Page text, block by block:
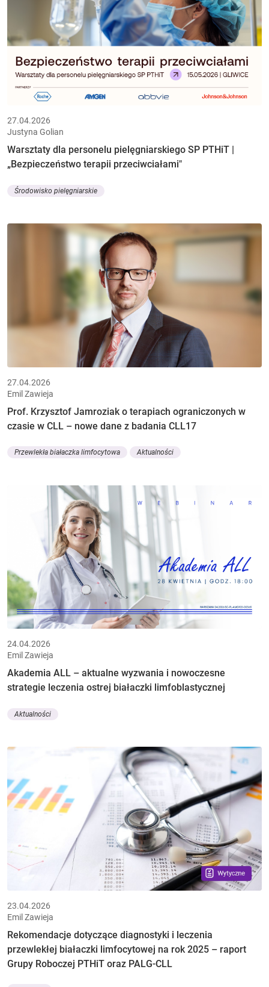
27.04.2026
Justyna Golian
Warsztaty dla personelu pielęgniarskiego SP PTHiT |
„Bezpieczeństwo terapii przeciwciałami"
Środowisko pielęgniarskie
27.04.2026
Emil Zawieja
Prof. Krzysztof Jamroziak o terapiach ograniczonych w
czasie w CLL – nowe dane z badania CLL17
Przewlekła białaczka limfocytowa Aktualności
24.04.2026
Emil Zawieja
Akademia ALL – aktualne wyzwania i nowoczesne
strategie leczenia ostrej białaczki limfoblastycznej
Aktualności
23.04.2026
Emil Zawieja
Rekomendacje dotyczące diagnostyki i leczenia
przewlekłej białaczki limfocytowej na rok 2025 – raport
Grupy Roboczej PTHiT oraz PALG-CLL